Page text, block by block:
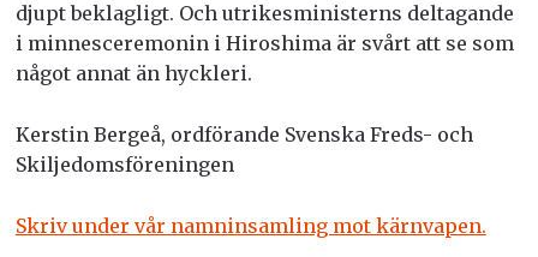
djupt beklagligt. Och utrikesministerns deltagande
i minnesceremonin i Hiroshima är svårt att se som
något annat än hyckleri.
Kerstin Bergeå, ordförande Svenska Freds- och
Skiljedomsföreningen
Skriv under vår namninsamling mot kärnvapen.